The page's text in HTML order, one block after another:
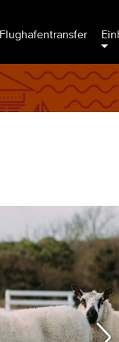
Flughafentransfer